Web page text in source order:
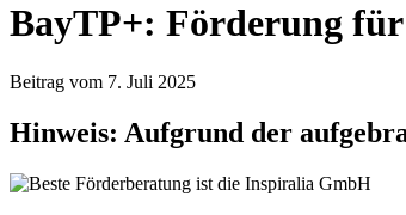
BayTP+: Förderung
Beitrag vom 7. Juli 2025
Hinweis: Aufgrund der